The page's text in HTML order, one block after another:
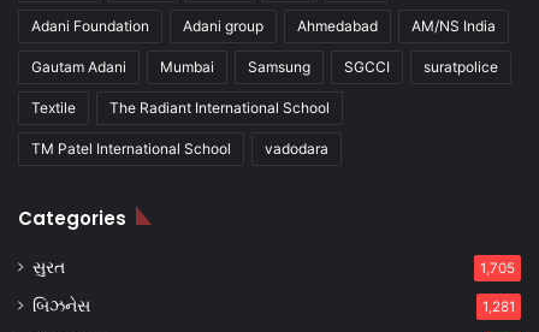
Adani Foundation Adani group Ahmedabad AM/NS India
Gautam Adani Mumbai Samsung SGCCI suratpolice
Textile The Radiant International School
TM Patel International School vadodara
Categories
સુરત 1,705
બિઝનેસ 1,281